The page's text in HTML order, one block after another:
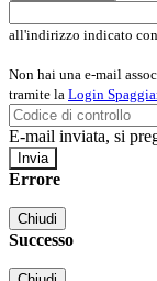
all'indirizzo indicato
Non hai una e-mail
tramite la Login
E-mail inviata, si
Errore
Chiudi
Successo